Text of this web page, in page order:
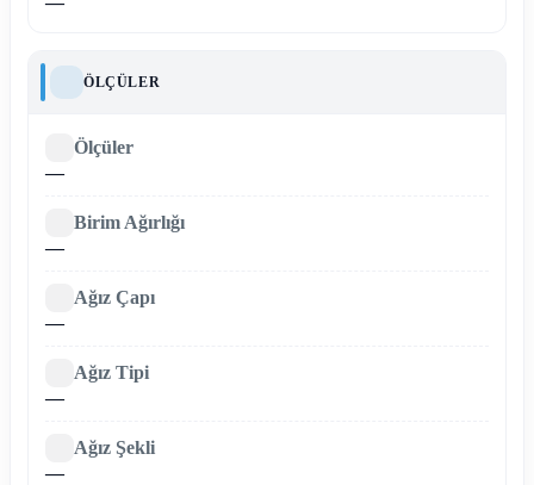
ÖLÇÜLER
Ölçüler
—
Birim Ağırlığı
—
Ağız Çapı
—
Ağız Tipi
—
Ağız Şekli
—